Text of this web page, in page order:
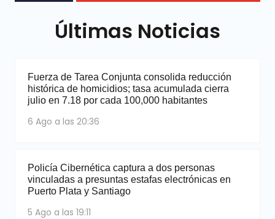
Últimas Noticias
Fuerza de Tarea Conjunta consolida reducción
histórica de homicidios; tasa acumulada cierra
julio en 7.18 por cada 100,000 habitantes
6 Ago a las 20:36
Policía Cibernética captura a dos personas
vinculadas a presuntas estafas electrónicas en
Puerto Plata y Santiago
5 Ago a las 19:11